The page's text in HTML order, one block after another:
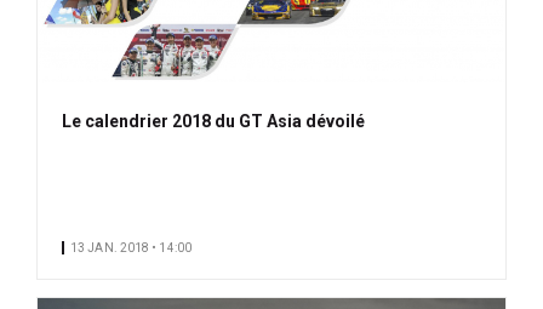
Le calendrier 2018 du GT Asia dévoilé
13 JAN. 2018 • 14:00